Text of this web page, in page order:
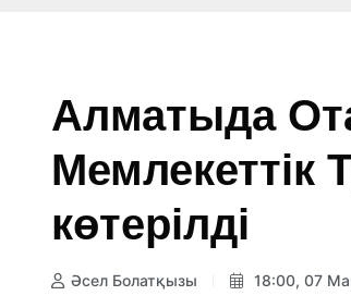
Алматыда
Мемлекеттік
көтерілді
Әсел Болатқызы 18:00, 07